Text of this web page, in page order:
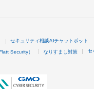
セキュリティ相談AIチャットボット
Security） なりすまし対策 セ